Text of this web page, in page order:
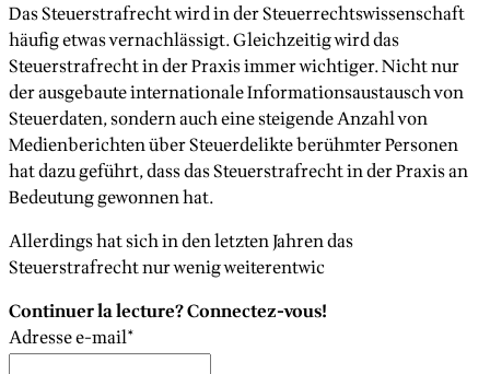
Das Steuerstrafrecht wird in der Steuerrechtswissenschaft
häufig etwas vernachlässigt. Gleichzeitig wird das
Steuerstrafrecht in der Praxis immer wichtiger. Nicht nur
der ausgebaute internationale Informationsaustausch von
Steuerdaten, sondern auch eine steigende Anzahl von
Medienberichten über Steuerdelikte berühmter Personen
hat dazu geführt, dass das Steuerstrafrecht in der Praxis an
Bedeutung gewonnen hat.
Allerdings hat sich in den letzten Jahren das
Steuerstrafrecht nur wenig weiterentwic
Continuer la lecture? Connectez-vous!
Adresse e-mail*